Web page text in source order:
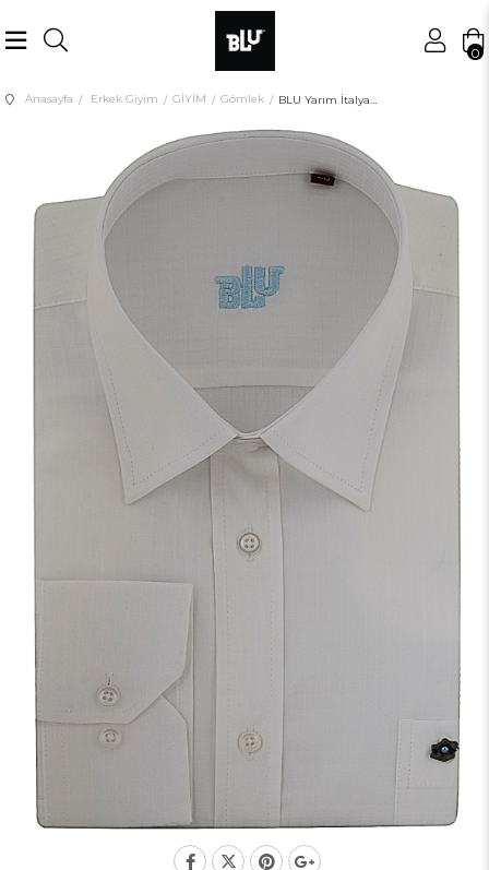
0
Anasayfa Erkek Giyim GİYİM Gömlek